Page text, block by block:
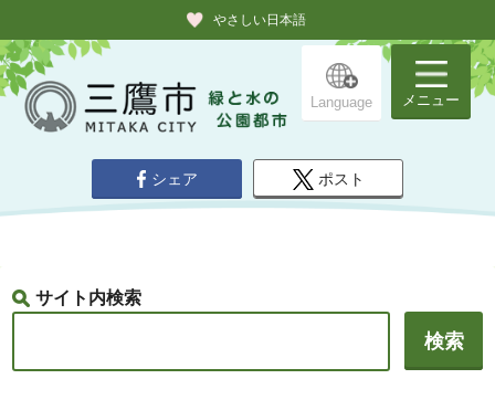
やさしい日本語
Language メニュー
シェア ポスト
サイト内検索